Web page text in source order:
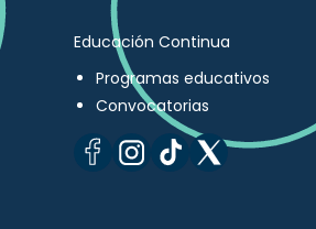
Educación Continua
Programas educativos
Convocatorias